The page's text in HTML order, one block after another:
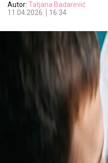
Autor: Tatjana Badarević
11.04.2026.
16:34